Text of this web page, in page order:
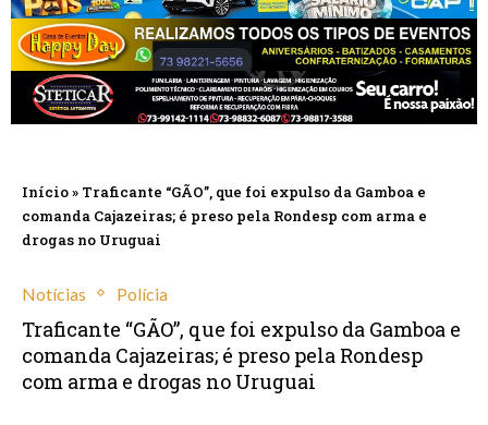
Início» Traficante “GÃO”, que foi expulso da Gamboa e
comanda Cajazeiras; é preso pela Rondesp com arma e
drogas no Uruguai
Notícias Polícia
Traficante “GÃO”, que foi expulso da Gamboa e
comanda Cajazeiras; é preso pela Rondesp
com arma e drogas no Uruguai